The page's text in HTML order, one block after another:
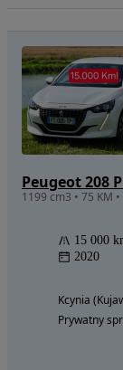
Peugeot 208
1199 cm3 • 75 KM
15 000
2020
Kcynia
Prywatny